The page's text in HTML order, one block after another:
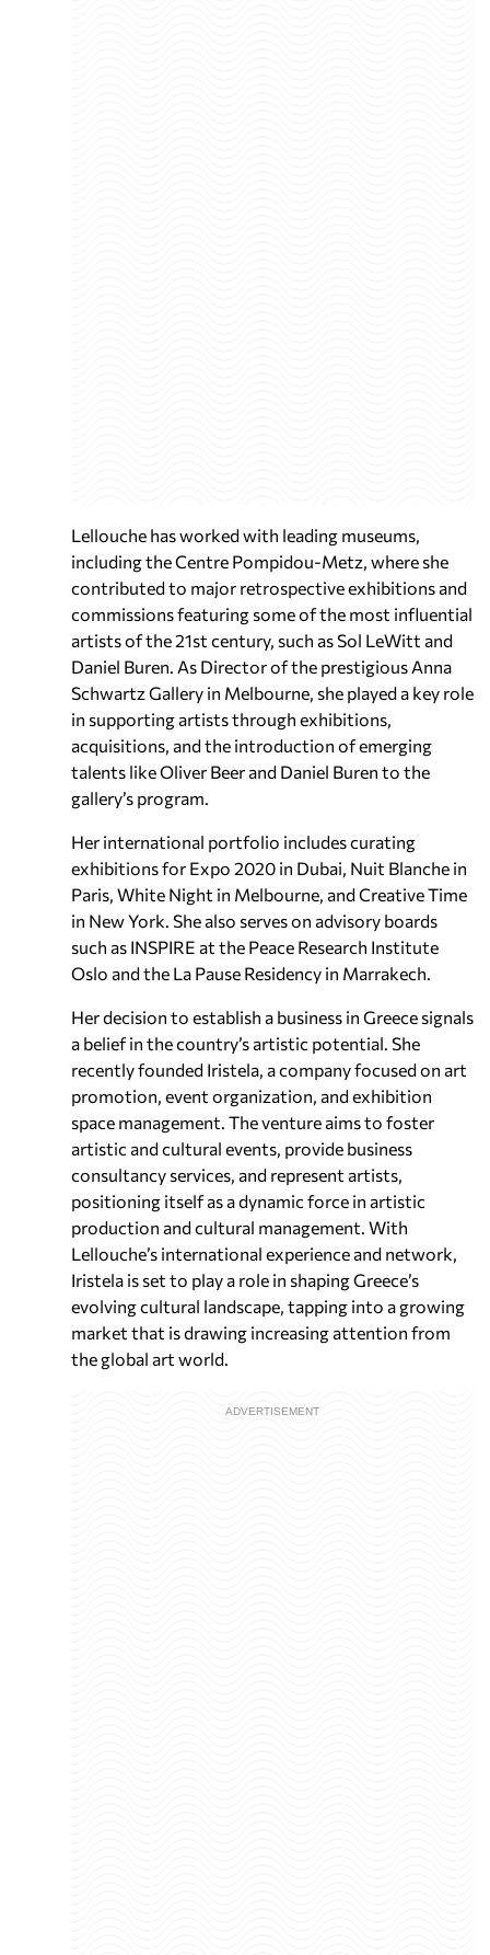
Lellouche has worked with leading museums,
including the Centre Pompidou-Metz, where she
contributed to major retrospective exhibitions and
commissions featuring some of the most influential
artists of the 21st century, such as Sol LeWitt and
Daniel Buren. As Director of the prestigious Anna
Schwartz Gallery in Melbourne, she played a key role
in supporting artists through exhibitions,
acquisitions, and the introduction of emerging
talents like Oliver Beer and Daniel Buren to the
gallery’s program.
Her international portfolio includes curating
exhibitions for Expo 2020 in Dubai, Nuit Blanche in
Paris, White Night in Melbourne, and Creative Time
in New York. She also serves on advisory boards
such as INSPIRE at the Peace Research Institute
Oslo and the La Pause Residency in Marrakech.
Her decision to establish a business in Greece signals
a belief in the country’s artistic potential. She
recently founded Iristela, a company focused on art
promotion, event organization, and exhibition
space management. The venture aims to foster
artistic and cultural events, provide business
consultancy services, and represent artists,
positioning itself as a dynamic force in artistic
production and cultural management. With
Lellouche’s international experience and network,
Iristela is set to play a role in shaping Greece’s
evolving cultural landscape, tapping into a growing
market that is drawing increasing attention from
the global art world.